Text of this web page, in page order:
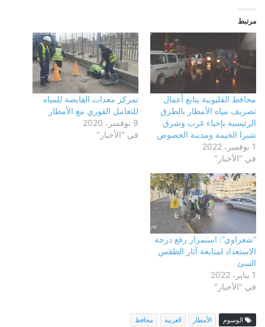
مرتبط
محافظ القليوبية يتابع أعمال
تصريف مياه الأمطار بالطرق
الرئيسية بإحياء غرب وشرق
شبرا الخيمة ومدينة الخصوص
1 نوفمبر، 2022
في "الأخبار"
تمركز معدات القابضة للمياه
للتعامل الفوري مع الأمطار
9 نوفمبر، 2020
في "الأخبار"
“شعراوي”: استمرار رفع درجة
الاستعداد لمتابعة آثار الطقس
السئ
1 يناير، 2022
في "الأخبار"
الوسوم الأمطار الغربية محافظ